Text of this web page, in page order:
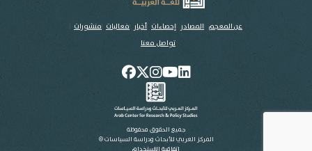
عن المعجم المصادر إحصاءات أخبار فعاليات منشورات
تواصل معنا
جميع الحقوق محفوظة
المركز العربي للأبحاث ودراسة السياسات ©